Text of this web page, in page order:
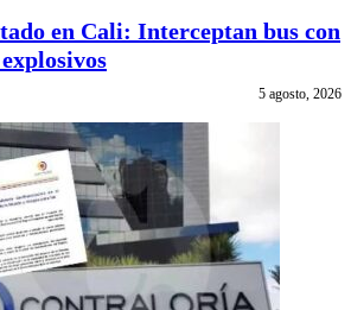
en Cali: Interceptan bus con
5 agosto, 2026